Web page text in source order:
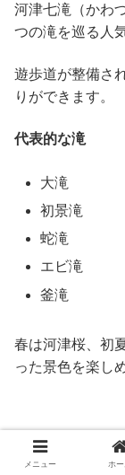
河津七滝（かわ
つの滝を巡る人
遊歩道が整備さ
りができます。
代表的な滝
大滝
初景滝
蛇滝
エビ滝
釜滝
春は河津桜、初
った景色を楽し
堂ヶ島・西伊
メニュー ホー